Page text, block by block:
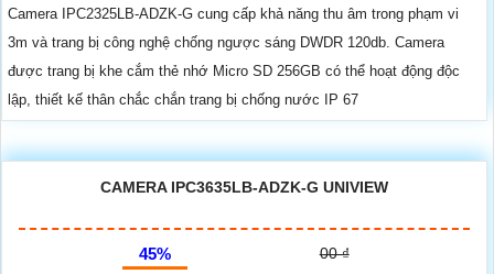
Camera IPC2325LB-ADZK-G cung cấp khả năng thu âm trong phạm vi
3m và trang bị công nghệ chống ngược sáng DWDR 120db. Camera
được trang bị khe cắm thẻ nhớ Micro SD 256GB có thể hoạt động độc
lập, thiết kế thân chắc chắn trang bị chống nước IP 67
CAMERA IPC3635LB-ADZK-G UNIVIEW
45% 00 ₫